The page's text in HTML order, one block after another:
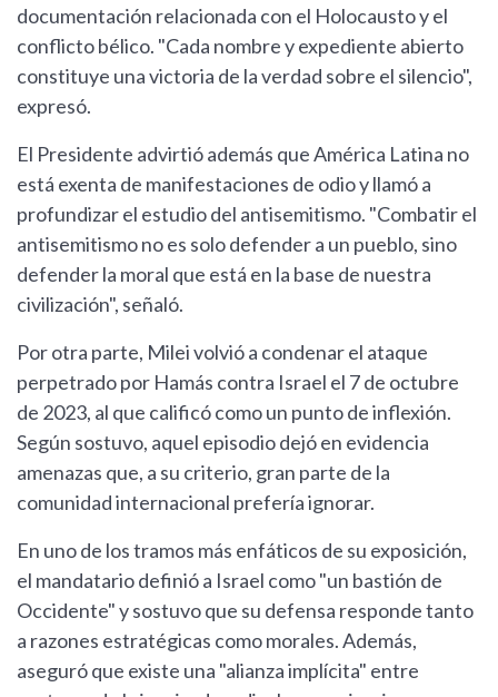
documentación relacionada con el Holocausto y el
conflicto bélico. "Cada nombre y expediente abierto
constituye una victoria de la verdad sobre el silencio",
expresó.
El Presidente advirtió además que América Latina no
está exenta de manifestaciones de odio y llamó a
profundizar el estudio del antisemitismo. "Combatir el
antisemitismo no es solo defender a un pueblo, sino
defender la moral que está en la base de nuestra
civilización", señaló.
Por otra parte, Milei volvió a condenar el ataque
perpetrado por Hamás contra Israel el 7 de octubre
de 2023, al que calificó como un punto de inflexión.
Según sostuvo, aquel episodio dejó en evidencia
amenazas que, a su criterio, gran parte de la
comunidad internacional prefería ignorar.
En uno de los tramos más enfáticos de su exposición,
el mandatario definió a Israel como "un bastión de
Occidente" y sostuvo que su defensa responde tanto
a razones estratégicas como morales. Además,
aseguró que existe una "alianza implícita" entre